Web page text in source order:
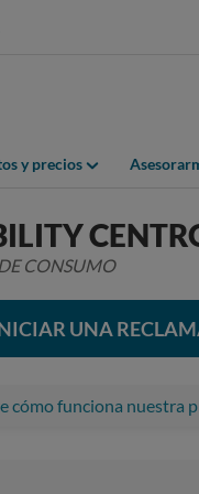
y precios
CONSUMO
UNA
cómo funciona nuestra